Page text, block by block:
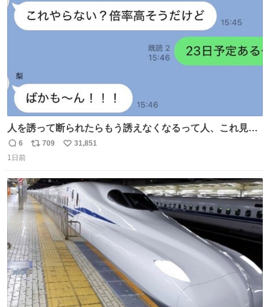
た🫠
数
人を誘って断られたらもう誘えなくなるって人、これ見て
元気出してほしい
返
信
6
リ
ト
数
709
い
数
31,851
1日前